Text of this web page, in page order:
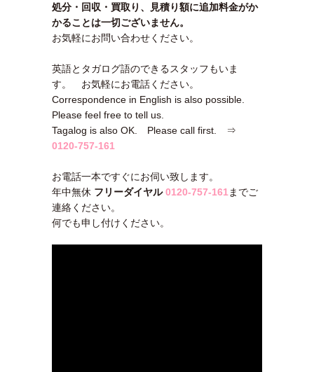
処分・回収・買取り、見積り額に追加料金がか
かることは一切ございません。
お気軽にお問い合わせください。
英語とタガログ語のできるスタッフもいま
す。 お気軽にお電話ください。
Correspondence in English is also possible.
Please feel free to tell us.
Tagalog is also OK. Please call first. ⇒
0120-757-161
お電話一本ですぐにお伺い致します。
年中無休 フリーダイヤル0120-757-161 までご
連絡ください。
何でも申し付けください。